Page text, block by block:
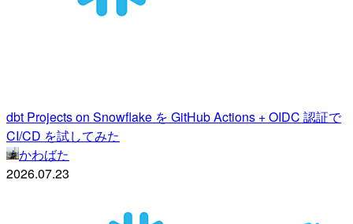
dbt Projects on Snowflake を GitHub Actions + OIDC 認証で
CI/CD を試してみた
かわばた
2026.07.23